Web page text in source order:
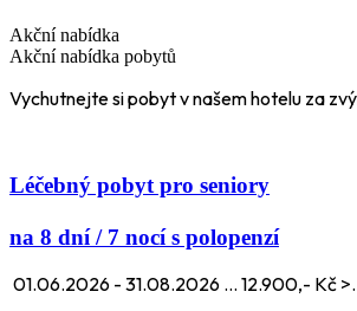
Akční nabídka
Akční nabídka pobytů
Vychutnejte si pobyt v našem hotelu za
Léčebný pobyt pro seniory
na 8 dní / 7 nocí s polopenzí
01.06.2026 - 31.08.2026 ... 12.900,- Kč